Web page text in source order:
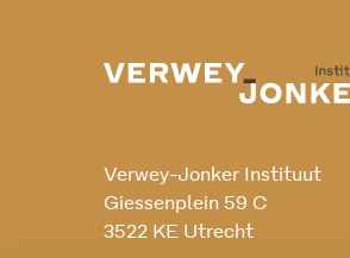
Verwey-Jonker Instituut
Giessenplein 59 C
3522 KE Utrecht